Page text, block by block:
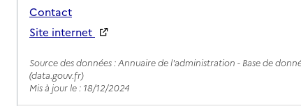
Contact
Site internet
Source des données : Annuaire de l'administration - Base de
(data.gouv.fr)
Mis à jour le : 18/12/2024